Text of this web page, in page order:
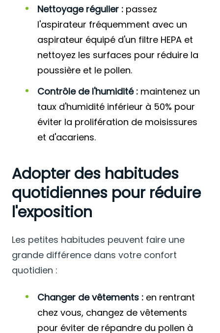
Nettoyage régulier : passez
l'aspirateur fréquemment avec un
aspirateur équipé d'un filtre HEPA et
nettoyez les surfaces pour réduire la
poussière et le pollen.
Contrôle de l'humidité : maintenez un
taux d'humidité inférieur à 50% pour
éviter la prolifération de moisissures
et d'acariens.
Adopter des habitudes
quotidiennes pour réduire
l'exposition
Les petites habitudes peuvent faire une
grande différence dans votre confort
quotidien :
Changer de vêtements : en rentrant
chez vous, changez de vêtements
pour éviter de répandre du pollen à